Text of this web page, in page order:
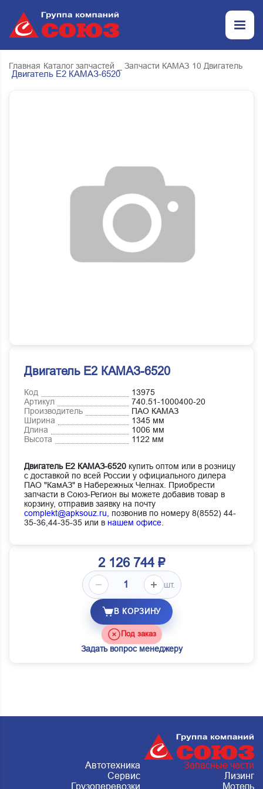
Главная Каталог запчастей _ Запчасти КАМАЗ 10 Двигатель
Двигатель Е2 КАМАЗ-6520
Двигатель Е2 КАМАЗ-6520
Код
13975
Артикул
740.51-1000400-20
Производитель
ПАО КАМАЗ
Ширина
1345 мм
Длина
1006 мм
Высота
1122 мм
Двигатель Е2 КАМАЗ-6520 купить оптом или в розницу
с доставкой по всей России у официального дилера
ПАО "КамАЗ" в Набережных Челнах. Приобрести
запчасти в Союз-Регион вы можете добавив товар в
корзину, отправив заявку на почту
complekt@apksouz.ru,
позвонив по номеру 8(8552) 44-
35-36,44-35-35 или в нашем офисе
2 126 744 ₽
шт.
В КОРЗИНУ
Под заказ
Задать вопрос менеджеру
Автотехника
Запасные части
Сервис
Лизинг
Грузоперевозки
Мотель